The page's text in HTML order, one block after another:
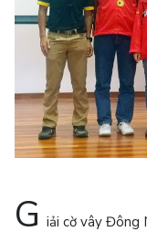
G iải cờ vây Đông